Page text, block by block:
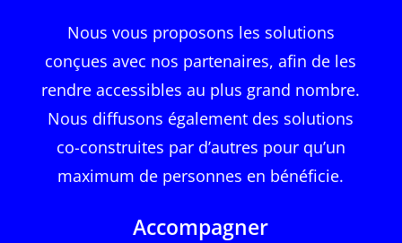
Nous vous proposons les solutions
conçues avec nos partenaires, afin de les
rendre accessibles au plus grand nombre.
Nous diffusons également des solutions
co-construites par d’autres pour qu’un
maximum de personnes en bénéficie.
Accompagner